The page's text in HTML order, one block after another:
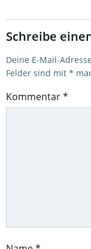
Schreibe
Deine E-Mail-
Felder sind mit *
Kommentar*